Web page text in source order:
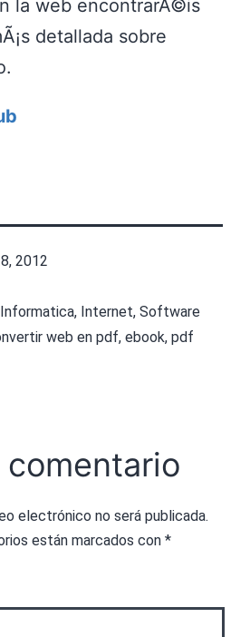
la web encontrarÃ©is
detallada sobre
2012
Informatica, Internet, Software
web en pdf, ebook, pdf
comentario
electrónico no será publicada.
están marcados con *